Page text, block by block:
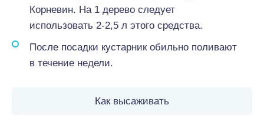
Корневин. На 1 дерево следует
использовать 2-2,5 л этого средства.
После посадки кустарник обильно поливают
в течение недели.
Как высаживать